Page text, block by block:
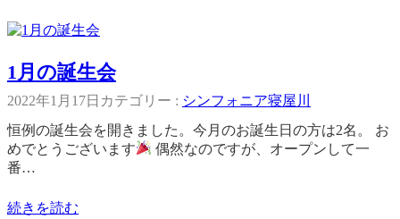
1月の誕生会
2022年1月17日 カテゴリー : シンフォニア寝屋川
恒例の誕生会を開きました。今月のお誕生日の方は2名。 お
めでとうございます
偶然なのですが、オープンして一
番…
続きを読む